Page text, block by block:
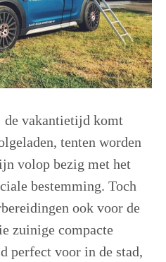
de vakantietijd komt
tenten worden
volop bezig met het
bestemming. Toch
ook voor de
zuinige compacte
perfect voor in de stad,